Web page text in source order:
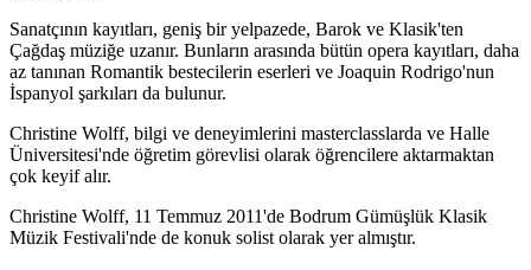
Sanatçının kayıtları, geniş bir yelpazede, Barok ve Klasik'ten
Çağdaş müziğe uzanır. Bunların arasında bütün opera kayıtları, daha
az tanınan Romantik bestecilerin eserleri ve Joaquin Rodrigo'nun
İspanyol şarkıları da bulunur.
Christine Wolff, bilgi ve deneyimlerini masterclasslarda ve Halle
Üniversitesi'nde öğretim görevlisi olarak öğrencilere aktarmaktan
çok keyif alır.
Christine Wolff, 11 Temmuz 2011'de Bodrum Gümüşlük Klasik
Müzik Festivali'nde de konuk solist olarak yer almıştır.